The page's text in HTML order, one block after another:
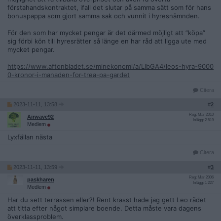
förstahandskontraktet, ifall det slutar på samma sätt som för hans
bonuspappa som gjort samma sak och vunnit i hyresnämnden.
För den som har mycket pengar är det därmed möjligt att ”köpa”
sig förbi kön till hyresrätter så länge en har råd att ligga ute med
mycket pengar.
https://www.aftonbladet.se/minekonomi/a/LlbGA4/leos-hyra-9000
0-kronor-i-manaden-for-trea-pa-gardet
Citera
2023-11-11, 13:58 #2
Airwave92
Medlem
Reg: Mar 2010
Inlägg: 2 519
Lyxfällan nästa
Citera
2023-11-11, 13:59 #3
paskharen
Medlem
Reg: Mar 2006
Inlägg: 1 227
Har du sett terrassen eller?! Rent krasst hade jag gett Leo rådet
att titta efter något simplare boende. Detta måste vara dagens
överklassproblem.